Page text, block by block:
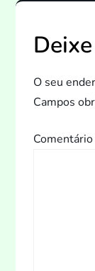
a
ç
ã
o
O seu
Campos